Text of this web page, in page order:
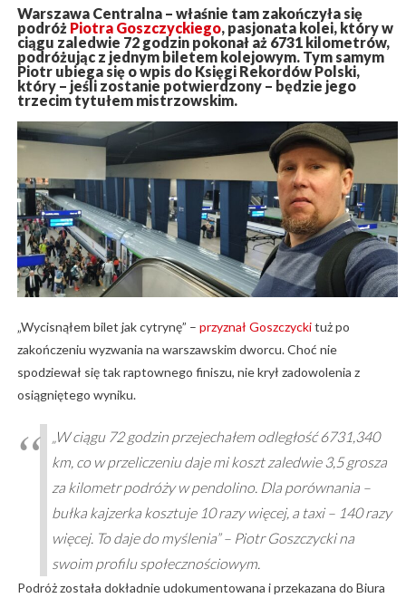
Warszawa Centralna – właśnie tam zakończyła się
podróż Piotra Goszczyckiego, pasjonata kolei, który w
ciągu zaledwie 72 godzin pokonał aż 6731 kilometrów,
podróżując z jednym biletem kolejowym. Tym samym
Piotr ubiega się o wpis do Księgi Rekordów Polski,
który – jeśli zostanie potwierdzony – będzie jego
trzecim tytułem mistrzowskim.
„Wycisnąłem bilet jak cytrynę” – przyznał Goszczyckituż po
zakończeniu wyzwania na warszawskim dworcu. Choć nie
spodziewał się tak raptownego finiszu, nie krył zadowolenia z
osiągniętego wyniku.
„W ciągu 72 godzin przejechałem odległość 6731,340
km, co w przeliczeniu daje mi koszt zaledwie 3,5 grosza
za kilometr podróży w pendolino. Dla porównania –
bułka kajzerka kosztuje 10 razy więcej, a taxi – 140 razy
więcej. To daje do myślenia” – Piotr Goszczycki na
swoim profilu społecznościowym.
Podróż została dokładnie udokumentowana i przekazana do Biura